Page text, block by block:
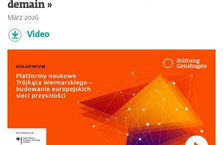
demain »
März 2026
Video